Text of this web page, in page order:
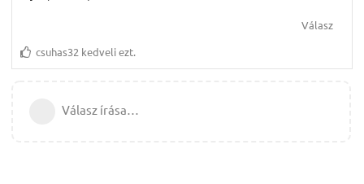
Válasz
csuhas32 kedveli ezt.
Válasz írása…